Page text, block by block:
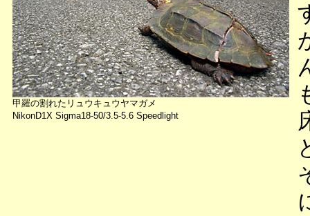
甲羅の割れたリュウキュウヤマガメ
NikonD1X Sigma18-50/3.5-5.6 Speedlight